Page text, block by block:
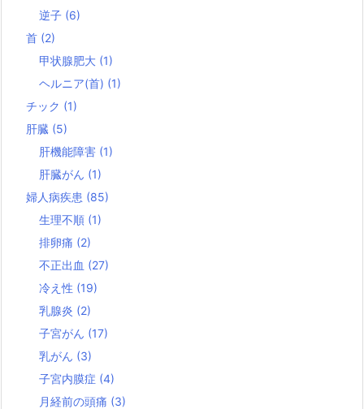
逆子 (6)
首 (2)
甲状腺肥大 (1)
ヘルニア(首) (1)
チック (1)
肝臓 (5)
肝機能障害 (1)
肝臓がん (1)
婦人病疾患 (85)
生理不順 (1)
排卵痛 (2)
不正出血 (27)
冷え性 (19)
乳腺炎 (2)
子宮がん (17)
乳がん (3)
子宮内膜症 (4)
月経前の頭痛 (3)